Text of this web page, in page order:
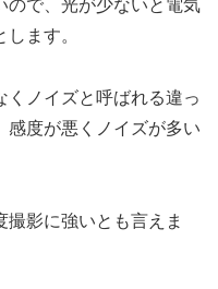
ので、光が少ないと電気
ます。
くノイズと呼ばれる違っ
感度が悪くノイズが多い
影に強いとも言えま